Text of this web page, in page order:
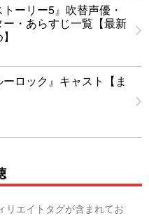
トーリー5』吹替声優・
ー・あらすじ一覧【最新
ロック』キャスト【ま
リエイトタグが含まれてお